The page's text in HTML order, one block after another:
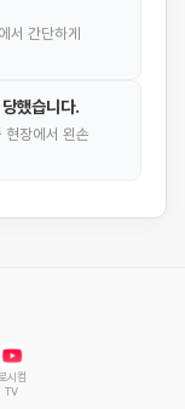
서 간단하게
했습니다.
현장에서 왼손
로시컴
TV